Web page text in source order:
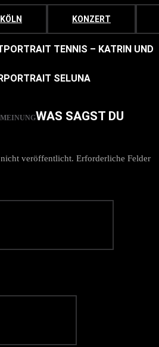
KÖLN KONZERT
TENNIS – KATRIN UND
SELUNA
WAS SAGST DU
veröffentlicht. Erforderliche Felder